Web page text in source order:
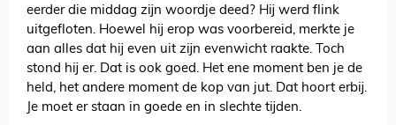
eerder die middag zijn woordje deed? Hij werd flink
uitgefloten. Hoewel hij erop was voorbereid, merkte je
aan alles dat hij even uit zijn evenwicht raakte. Toch
stond hij er. Dat is ook goed. Het ene moment ben je de
held, het andere moment de kop van jut. Dat hoort erbij.
Je moet er staan in goede en in slechte tijden.